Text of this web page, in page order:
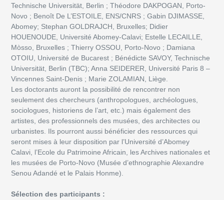
Technische Universität, Berlin ; Théodore DAKPOGAN, Porto-
Novo ; Benoît De L’ESTOILE, ENS/CNRS ; Gabin DJIMASSE,
Abomey; Stephan GOLDRAJCH, Bruxelles; Didier
HOUENOUDE, Université Abomey-Calavi; Estelle LECAILLE,
Mòsso, Bruxelles ; Thierry OSSOU, Porto-Novo ; Damiana
OTOIU, Université de Bucarest ; Bénédicte SAVOY, Technische
Universität, Berlin (TBC); Anna SEIDERER, Université Paris 8 –
Vincennes Saint-Denis ; Marie ZOLAMIAN, Liège.
Les doctorants auront la possibilité de rencontrer non
seulement des chercheurs (anthropologues, archéologues,
sociologues, historiens de l’art, etc.) mais également des
artistes, des professionnels des musées, des architectes ou
urbanistes. Ils pourront aussi bénéficier des ressources qui
seront mises à leur disposition par l’Université d’Abomey
Calavi, l’Ecole du Patrimoine Africain, les Archives nationales et
les musées de Porto-Novo (Musée d’ethnographie Alexandre
Senou Adandé et le Palais Honme).
Sélection des participants :